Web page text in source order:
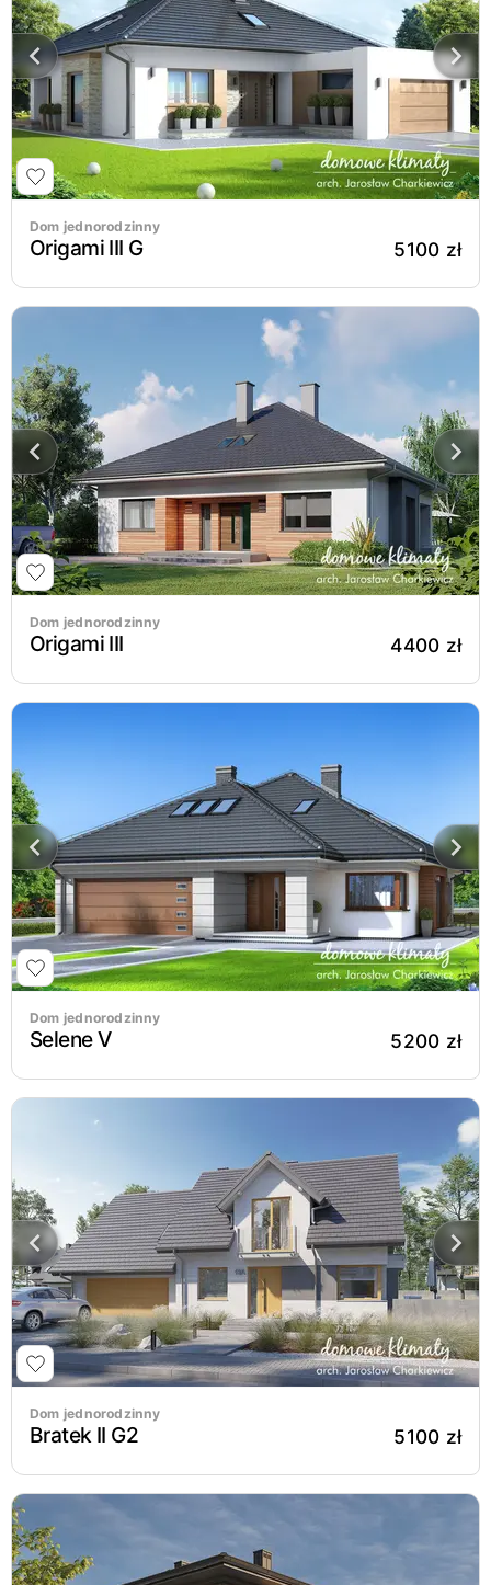
Dom jednorodzinny
Origami III G 5100 zł
Dom jednorodzinny
Origami III 4400 zł
Dom jednorodzinny
Selene V 5200 zł
Dom jednorodzinny
Bratek II G2 5100 zł